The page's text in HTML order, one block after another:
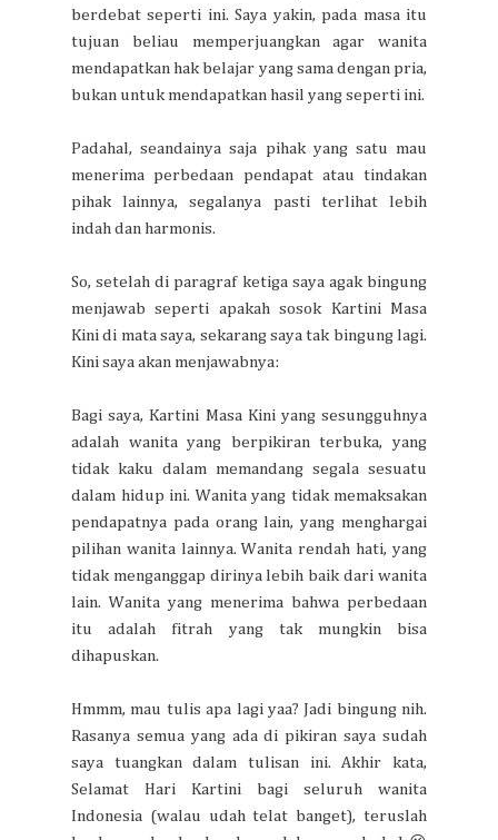
berdebat seperti ini. Saya yakin, pada masa itu
tujuan beliau memperjuangkan agar wanita
mendapatkan hak belajar yang sama dengan pria,
bukan untuk mendapatkan hasil yang seperti ini.
Padahal, seandainya saja pihak yang satu mau
menerima perbedaan pendapat atau tindakan
pihak lainnya, segalanya pasti terlihat lebih
indah dan harmonis.
So, setelah di paragraf ketiga saya agak bingung
menjawab seperti apakah sosok Kartini Masa
Kini di mata saya, sekarang saya tak bingung lagi.
Kini saya akan menjawabnya:
Bagi saya, Kartini Masa Kini yang sesungguhnya
adalah wanita yang berpikiran terbuka, yang
tidak kaku dalam memandang segala sesuatu
dalam hidup ini. Wanita yang tidak memaksakan
pendapatnya pada orang lain, yang menghargai
pilihan wanita lainnya. Wanita rendah hati, yang
tidak menganggap dirinya lebih baik dari wanita
lain. Wanita yang menerima bahwa perbedaan
itu adalah fitrah yang tak mungkin bisa
dihapuskan.
Hmmm, mau tulis apa lagi yaa? Jadi bingung nih.
Rasanya semua yang ada di pikiran saya sudah
saya tuangkan dalam tulisan ini. Akhir kata,
Selamat Hari Kartini bagi seluruh wanita
Indonesia (walau udah telat banget), teruslah